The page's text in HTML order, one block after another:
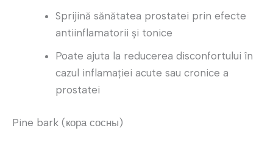
Sprijină sănătatea prostatei prin efecte
antiinflamatorii și tonice
Poate ajuta la reducerea disconfortului în
cazul inflamației acute sau cronice a
prostatei
Pine bark (кора сосны)